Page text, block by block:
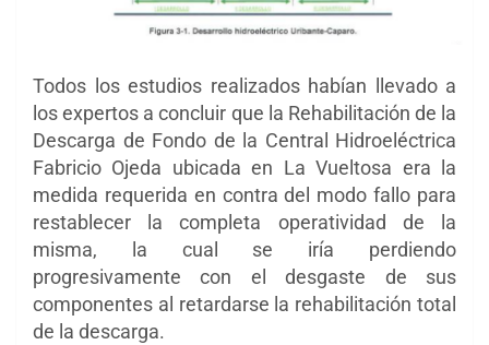
Todos los estudios realizados habían llevado a
los expertos a concluir que la Rehabilitación de la
Descarga de Fondo de la Central Hidroeléctrica
Fabricio Ojeda ubicada en La Vueltosa era la
medida requerida en contra del modo fallo para
restablecer la completa operatividad de la
misma, la cual se iría perdiendo
progresivamente con el desgaste de sus
componentes al retardarse la rehabilitación total
de la descarga.